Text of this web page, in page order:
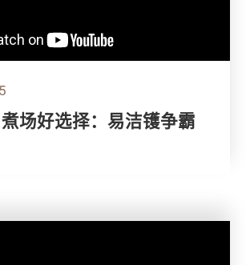
煮场好选择：易洁镬争霸